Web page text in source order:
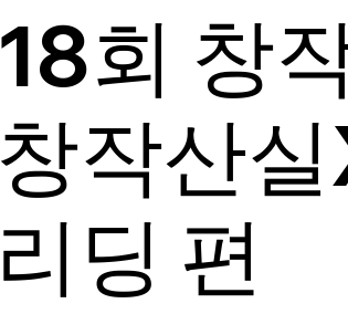
18회 창
창작산
리딩 편